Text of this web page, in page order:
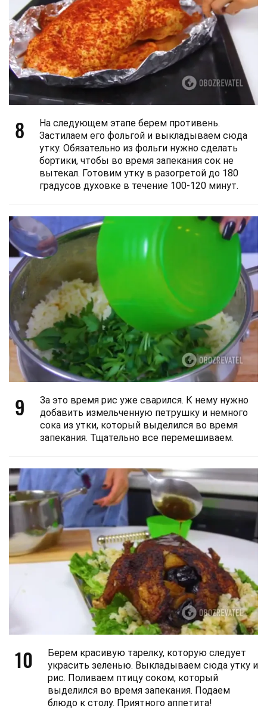
8
На следующем этапе берем противень.
Застилаем его фольгой и выкладываем сюда
утку. Обязательно из фольги нужно сделать
бортики, чтобы во время запекания сок не
вытекал. Готовим утку в разогретой до 180
градусов духовке в течение 100-120 минут.
9
За это время рис уже сварился. К нему нужно
добавить измельченную петрушку и немного
сока из утки, который выделился во время
запекания. Тщательно все перемешиваем.
10
Берем красивую тарелку, которую следует
украсить зеленью. Выкладываем сюда утку и
рис. Поливаем птицу соком, который
выделился во время запекания. Подаем
блюдо к столу. Приятного аппетита!